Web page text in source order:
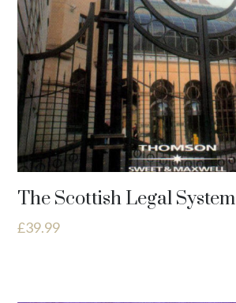
The Scottish Legal System
£39.99